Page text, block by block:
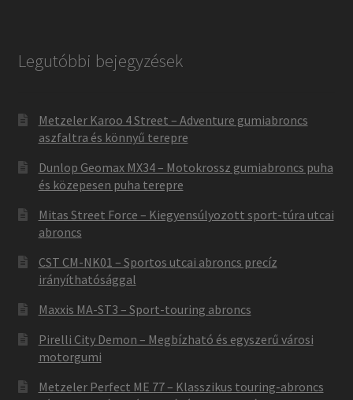
Legutóbbi bejegyzések
Metzeler Karoo 4 Street – Adventure gumiabroncs
aszfaltra és könnyű terepre
Dunlop Geomax MX34 – Motokrossz gumiabroncs puha
és közepesen puha terepre
Mitas Street Force – Kiegyensúlyozott sport-túra utcai
abroncs
CST CM-NK01 – Sportos utcai abroncs precíz
irányíthatósággal
Maxxis MA-ST3 – Sport-touring abroncs
Pirelli City Demon – Megbízható és egyszerű városi
motorgumi
Metzeler Perfect ME 77 – Klasszikus touring-abroncs